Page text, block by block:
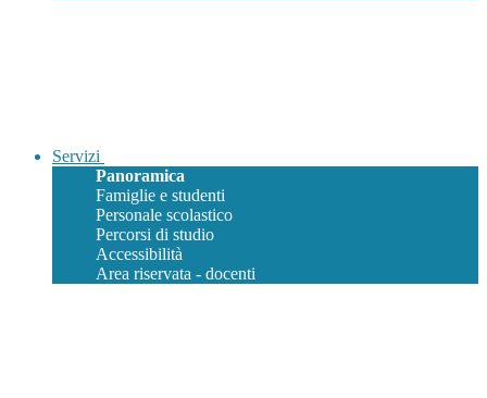
Servizi
Panoramica
Famiglie e studenti
Personale scolastico
Percorsi di studio
Accessibilità
Area riservata - docenti